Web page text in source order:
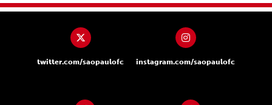
twitter.com/saopaulofc instagram.com/saopaulofc